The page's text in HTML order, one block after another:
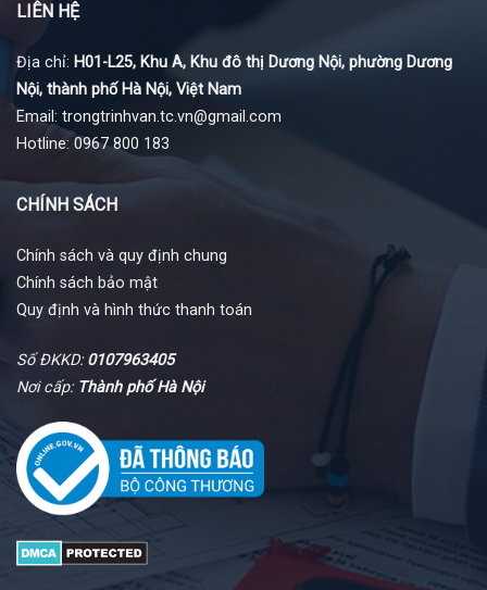
LIÊN HỆ
Địa chỉ: H01-L25, Khu A, Khu đô thị Dương Nội, phường Dương
Nội, thành phố Hà Nội, Việt Nam
Email: trongtrinhvan.tc.vn@gmail.com
Hotline: 0967 800 183
CHÍNH SÁCH
Chính sách và quy định chung
Chính sách bảo mật
Quy định và hình thức thanh toán
Số ĐKKD:0107963405
Nơi cấp: Thành phố Hà Nội